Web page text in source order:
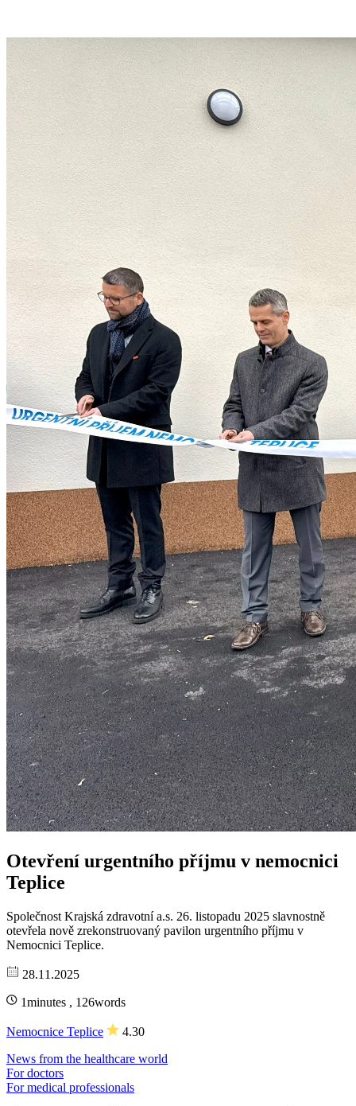
Otevření urgentního příjmu v nemocnici
Teplice
Společnost Krajská zdravotní a.s. 26. listopadu 2025 slavnostně
otevřela nově zrekonstruovaný pavilon urgentního příjmu v
Nemocnici Teplice.
28.11.2025
1minutes , 126words
Nemocnice Teplice
4.30
News from the healthcare world
For doctors
For medical professionals